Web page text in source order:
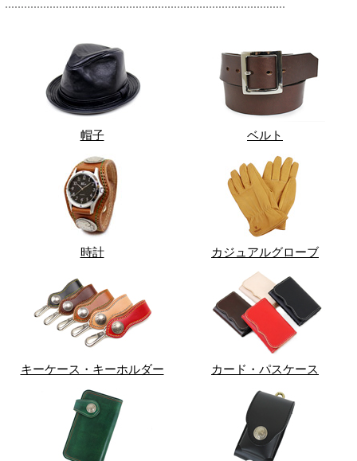
帽子 ベルト
時計 カジュアルグローブ
キーケース・キーホルダー カード・パスケース